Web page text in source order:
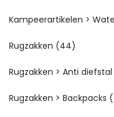
Kampeerartikelen >
Rugzakken (44)
Rugzakken > Anti
Rugzakken > Backpacks